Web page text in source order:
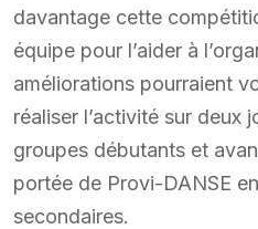
davantage cette
équipe pour l’aider à
améliorations pourraient
réaliser l’activité sur deux
groupes débutants et
portée de Provi-DANSE
secondaires.